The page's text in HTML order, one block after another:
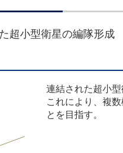
超小型衛星の編隊形成
連結された超小
これにより、複
とを目指す。